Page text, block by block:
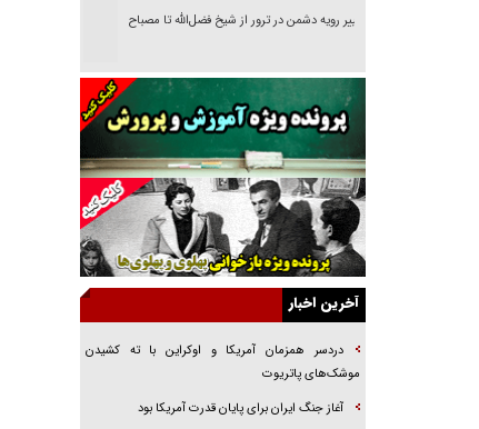
تغییر رویه دشمن در ترور از شیخ فضل‌الله تا مصباح
خرید قسطی اولش خنده و آخرش گریه است!
فوتبال و آن «بالا»!
راهبرد غافلگیری با نسل جدید پهپاد‌ها
جنجال پزشکان تقلبی در صنعت زیبایی
یهودی‌ها در ادبیات داستانی اروپا؛ از شکسپیر تا
دیکنز
گفت‌وگو با خواهر یکی از شهدای جنگ رمضان/
خواهرم فرمانده جهادی و اهل خدمت بی‌منت بود
بگنجد!
برابر یورش به پاسگاه‌های پلیس
آخرین اخبار
دردسر همزمان آمریکا و اوکراین با ته کشیدن
موشک‌های پاتریوت
آغاز جنگ ایران برای پایان قدرت آمریکا بود